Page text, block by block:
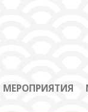
МЕРОПРИЯТИЯ